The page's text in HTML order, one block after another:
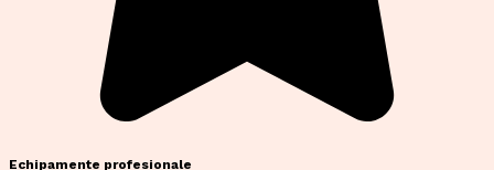
Echipamente profesionale